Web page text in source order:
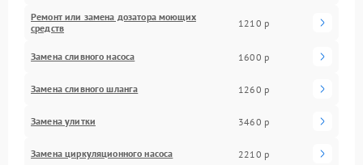
Ремонт или замена дозатора моющих
средств
1210 р
Замена сливного насоса 1600 р
Замена сливного шланга 1260 р
Замена улитки 3460 р
Замена циркуляционного насоса 2210 р